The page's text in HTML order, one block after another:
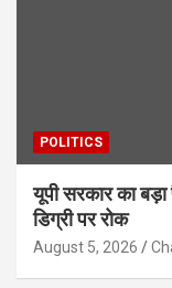
POLITICS
यूपी सरकार का
डिग्री पर रोक
August 5, 2026